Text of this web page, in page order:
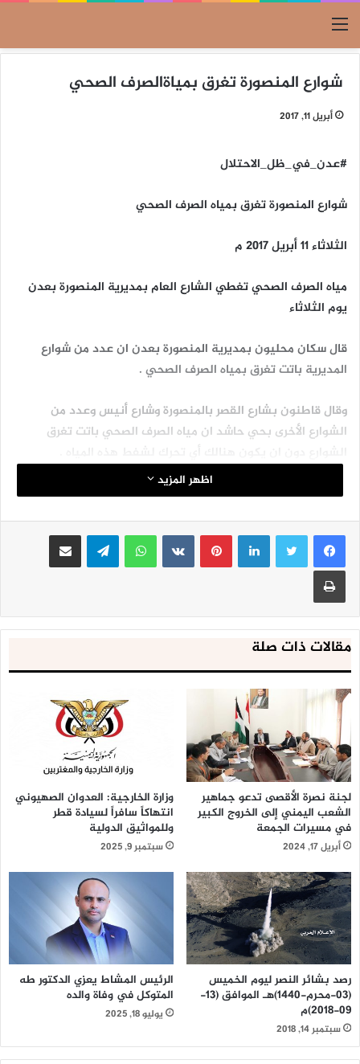
القائمة
شوارع المنصورة تغرق بمياةالصرف الصحي
أبريل 11, 2017
#عدن_في_ظل_الاحتلال
شوارع المنصورة تغرق بمياه الصرف الصحي
الثلاثاء 11 أبريل 2017 م
مياه الصرف الصحي تغطي الشارع العام بمديرية المنصورة بعدن
يوم الثلاثاء
قال سكان محليون بمديرية المنصورة بعدن ان عدد من شوارع
المديرية باتت تغرق بمياه الصرف الصحي .
وقال قاطنون بشارع القصر بالمنصورة وشارع أنيس وعدد من
الشوارع الأخرى بحي حاشد ان مياه الصرف الصحي باتت تغرق
الشوارع دون ان يكون هنالك أي تحرك لشفط هذه المياه .
ووجه المواطنون نداء إلى مدير عام المديرية محمد البري طالبوه
اظهر المزيد
لينكدإنبينتيريست واتساب تيلقرام مشاركة عبر البريد
طباعة
مقالات ذات صلة
لجنة نصرة الأقصى تدعو جماهير
الشعب اليمني إلى الخروج الكبير
في مسيرات الجمعة
أبريل 17, 2024
وزارة الخارجية: العدوان الصهيوني
انتهاكاً سافراً لسيادة قطر
وللمواثيق الدولية
سبتمبر 9, 2025
رصد بشائر النصر ليوم الخميس
(03-محرم-1440)هـ الموافق (13-
09-2018)م
سبتمبر 14, 2018
الرئيس المشاط يعزي الدكتور طه
المتوكل في وفاة والده
يوليو 18, 2025